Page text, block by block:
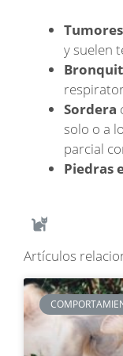
y suelen
Sordera
solo o a
parcial
Piedras
Artículos